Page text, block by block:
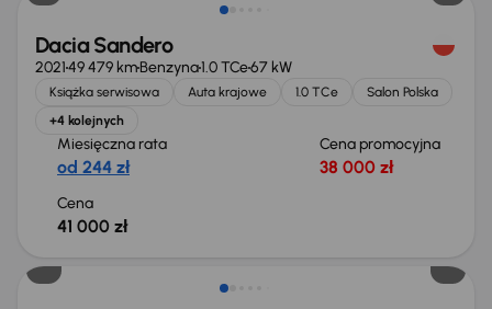
Dacia Sandero
202149 479 kmBenzyna1.0 TCe67 kW
Książka serwisowa Auta krajowe 1.0 TCe
Salon Polska
+4 kolejnych
Miesięczna rata
od 244 zł
Cena promocyjna
38 000 zł
Cena
41 000 zł